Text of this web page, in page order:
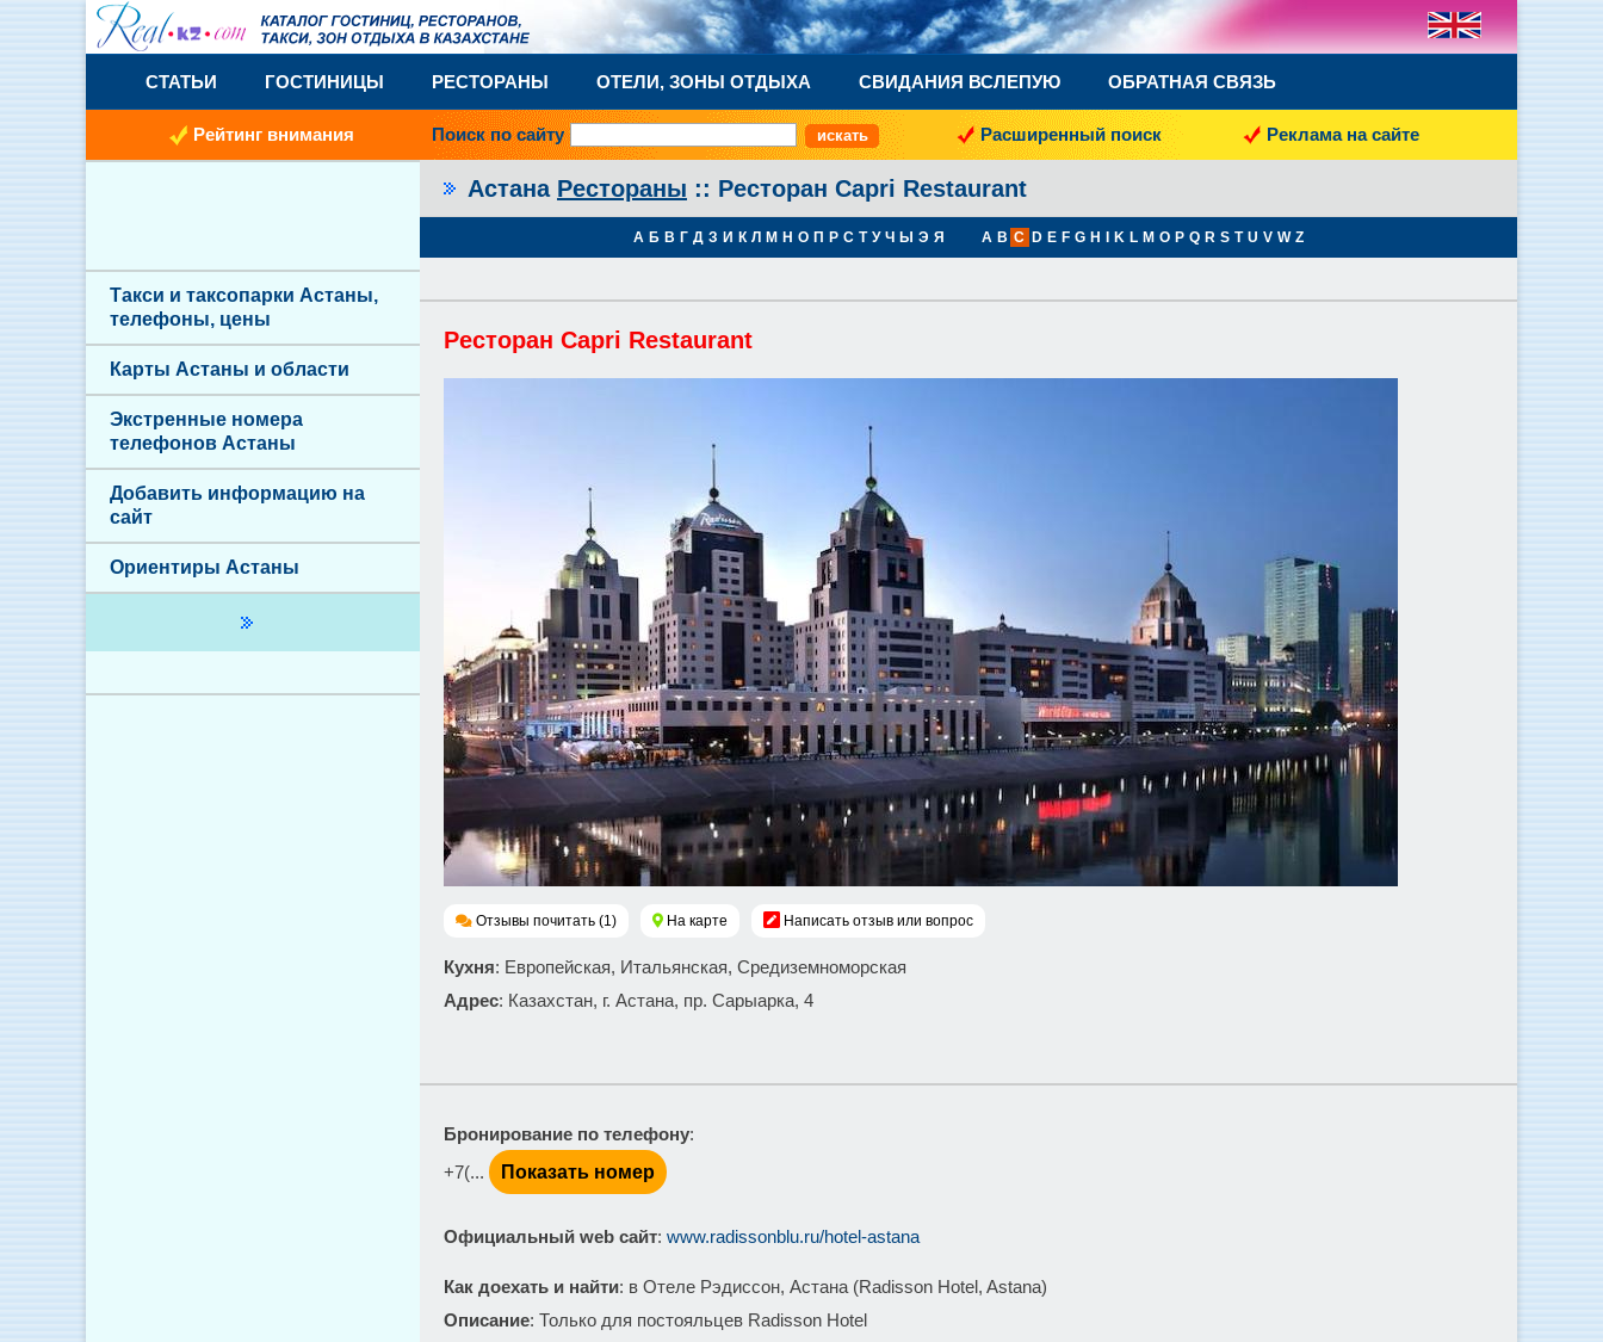
СТАТЬИ ГОСТИНИЦЫ РЕСТОРАНЫ ОТЕЛИ, ЗОНЫ ОТДЫХА СВИДАНИЯ ВСЛЕПУЮ ОБРАТНАЯ СВЯЗЬ
Рейтинг внимания Поиск по сайту Расширенный поиск Реклама на сайте
Астана Рестораны :: Ресторан Capri Restaurant
А Б В Г Д З И К Л М Н О П Р С Т У Ч Ы Э Я A B C D E F G H K L M O P Q R S T U V W Z
Ресторан Capri Restaurant
Отзывы почитать (1) На карте Написать отзыв или вопрос
Кухня: Европейская, Итальянская, Средиземноморская
Адрес: Казахстан, г. Астана, пр. Сарыарка, 4
Бронирование по телефону:
+7(...
Показать номер
Официальный web сайт: www.radissonblu.ru/hotel-astana
Как доехать и найти: в Отеле Рэдиссон, Астана (Radisson Hotel, Astana)
Описание: Только для постояльцев Radisson Hotel
Такси и таксопарки Астаны,
телефоны, цены
Карты Астаны и области
Экстренные номера
телефонов Астаны
Добавить информацию на
сайт
Ориентиры Астаны